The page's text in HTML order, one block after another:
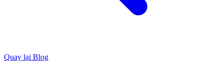
Quay lại Blog